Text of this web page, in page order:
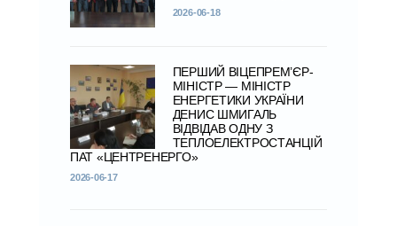
2026-06-18
ПЕРШИЙ ВІЦЕПРЕМ’ЄР-
МІНІСТР — МІНІСТР
ЕНЕРГЕТИКИ УКРАЇНИ
ДЕНИС ШМИГАЛЬ
ВІДВІДАВ ОДНУ З
ТЕПЛОЕЛЕКТРОСТАНЦІЙ
ПАТ «ЦЕНТРЕНЕРГО»
2026-06-17